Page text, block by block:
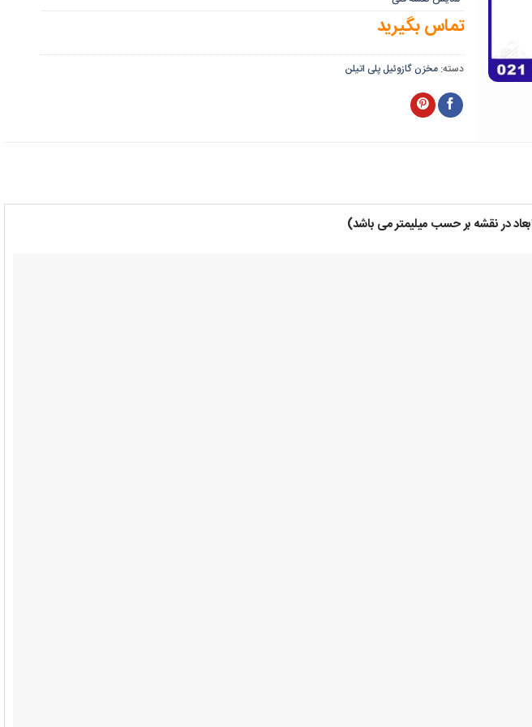
تماس بگیرید
دسته: مخزن گازوئیل پلی اتیلن